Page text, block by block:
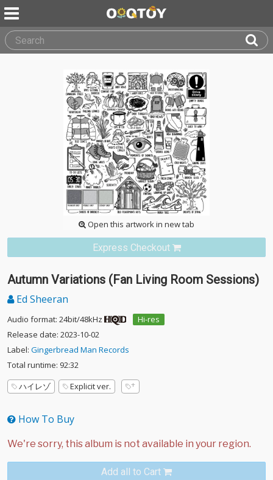
Open this artwork in new tab
Express Checkout
Autumn Variations (Fan Living Room Sessions)
Ed Sheeran
Audio format: 24bit/48kHz
Hi-res
Release date: 2023-10-02
Label: Gingerbread Man Records
Total runtime: 92:32
ハイレゾ
Explicit ver.
How To Buy
Add all to Cart